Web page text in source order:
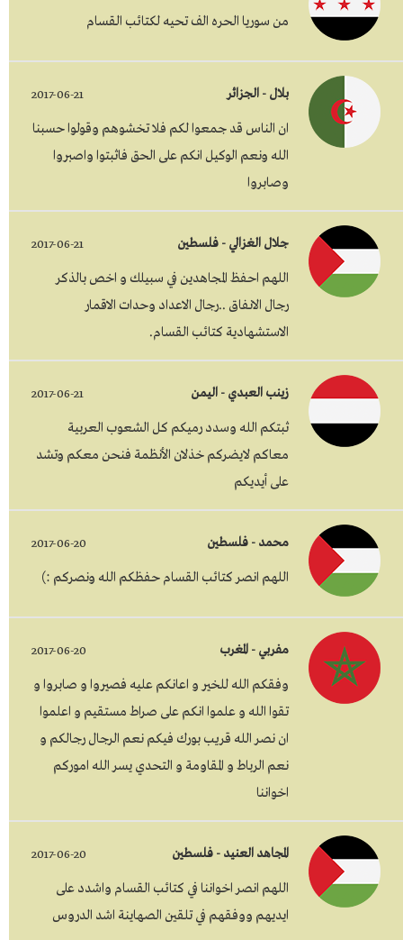
من سوريا الحره الف تحيه لكتائب القسام
بلال - الجزائر 2017-06-21
ان الناس قد جمعوا لكم فلا تخشوهم وقولوا حسبنا
الله ونعم الوكيل انكم على الحق فاثبتوا واصبروا
وصابروا
جلال الغزالي - فلسطين 2017-06-21
اللهم احفظ المجاهدين في سبيلك و اخص بالذكر
رجال الانفاق ..رجال الاعداد وحدات الاقمار
الاستشهادية كتائب القسام.
زينب العبدي - اليمن 2017-06-21
ثبتكم الله وسدد رميكم كل الشعوب العربية
معاكم ﻻيضركم خذﻻن الأنظمة فنحن معكم وتشد
على أيديكم
محمد - فلسطين 2017-06-20
اللهم انصر كتائب القسام حفظكم الله ونصركم :)
مفربي - المغرب 2017-06-20
وفقكم الله للخير و اعانكم عليه فصيروا و صابروا و
تقوا الله و علموا انكم على صراط مستقيم و اعلموا
ان نصر الله قريب بورك فيكم نعم الرجال رجالكم و
نعم الرباط و المقاومة و التحدي يسر الله اموركم
اخواننا
المجاهد العنيد - فلسطين 2017-06-20
اللهم انصر اخواننا في كتائب القسام واشدد على
ايديهم ووفقهم في تلقين الصهاينة اشد الدروس